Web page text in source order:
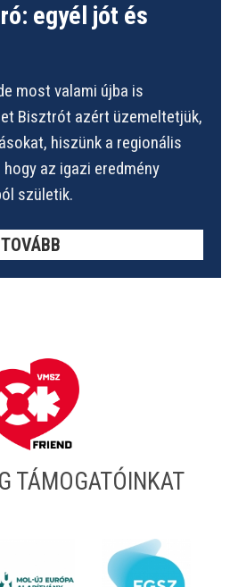
egyél jót és
most valami újba is
Bisztrót azért üzemeltetjük,
hiszünk a regionális
az igazi eredmény
születik.
TOVÁBB
TÁMOGATÓINKAT